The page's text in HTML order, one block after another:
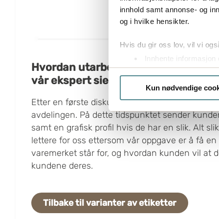
innhold samt annonse- og
og i hvilke hensikter.
Hvis du gir oss lov, vil vi
Innhente
Identifisere enheten
mer info kan du lese
Boxon benytter cookies for
gir du ditt samtykke til å
Kun nødvendige
Hvordan utarbeider man en
vår ekspert sier.
Etter en første diskusjon med kunden
avdelingen. På dette tidspunktet sender
samt en grafisk profil hvis de har en slik. Alt
lettere for oss ettersom vår oppgave er å få
varemerket står for, og hvordan kunden vil at
kundene deres.
Tilbake til varianter av etiketter